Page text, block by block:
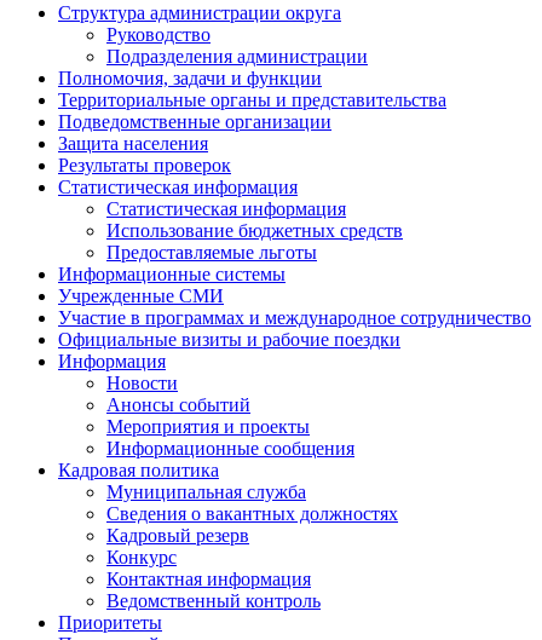
Структура администрации округа
Руководство
Подразделения администрации
Полномочия, задачи и функции
Территориальные органы и представительства
Подведомственные организации
Защита населения
Результаты проверок
Статистическая информация
Статистическая информация
Использование бюджетных средств
Предоставляемые льготы
Информационные системы
Учрежденные СМИ
Участие в программах и международное сотрудничество
Официальные визиты и рабочие поездки
Информация
Новости
Анонсы событий
Мероприятия и проекты
Информационные сообщения
Кадровая политика
Муниципальная служба
Сведения о вакантных должностях
Кадровый резерв
Конкурс
Контактная информация
Ведомственный контроль
Приоритеты